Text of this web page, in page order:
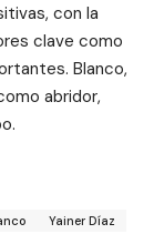
con la
clave como
Blanco,
abridor,
Yainer Díaz